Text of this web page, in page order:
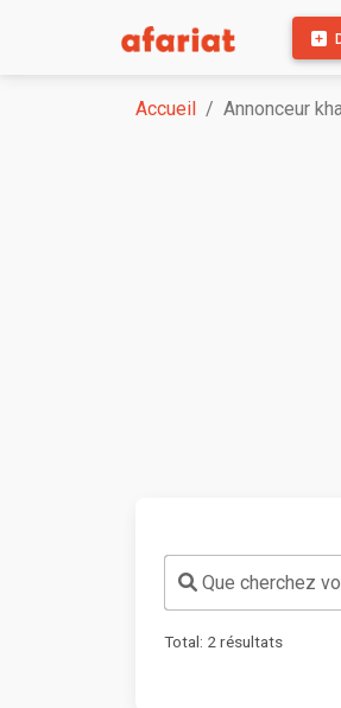
Accueil Annonceur
Que cherchez
Total: 2 résultats